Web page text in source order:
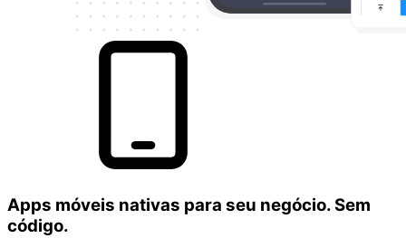
Apps móveis nativas para seu negócio. Sem
código.